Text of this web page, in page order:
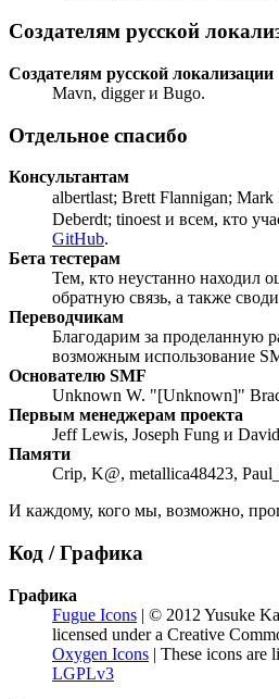
Создателям русской
Создателям русской локализации
Mavn, digger и Bugo.
Отдельное спасибо
Консультантам
albertlast; Brett Flannigan;
Deberdt; tinoest и всем, кто
GitHub.
Бета тестерам
Тем, кто неустанно находил
обратную связь, а также
Переводчикам
Благодарим за проделанную
возможным использование
Основателю SMF
Unknown W. "[Unknown]"
Первым менеджерам проекта
Jeff Lewis, Joseph Fung и
Памяти
Crip, K@, metallica48423,
И каждому, кого мы, возможно,
Код / Графика
Графика
Fugue Icons | © 2012 Yusuke
licensed under a Creative
Oxygen Icons | These icons are
LGPLv3